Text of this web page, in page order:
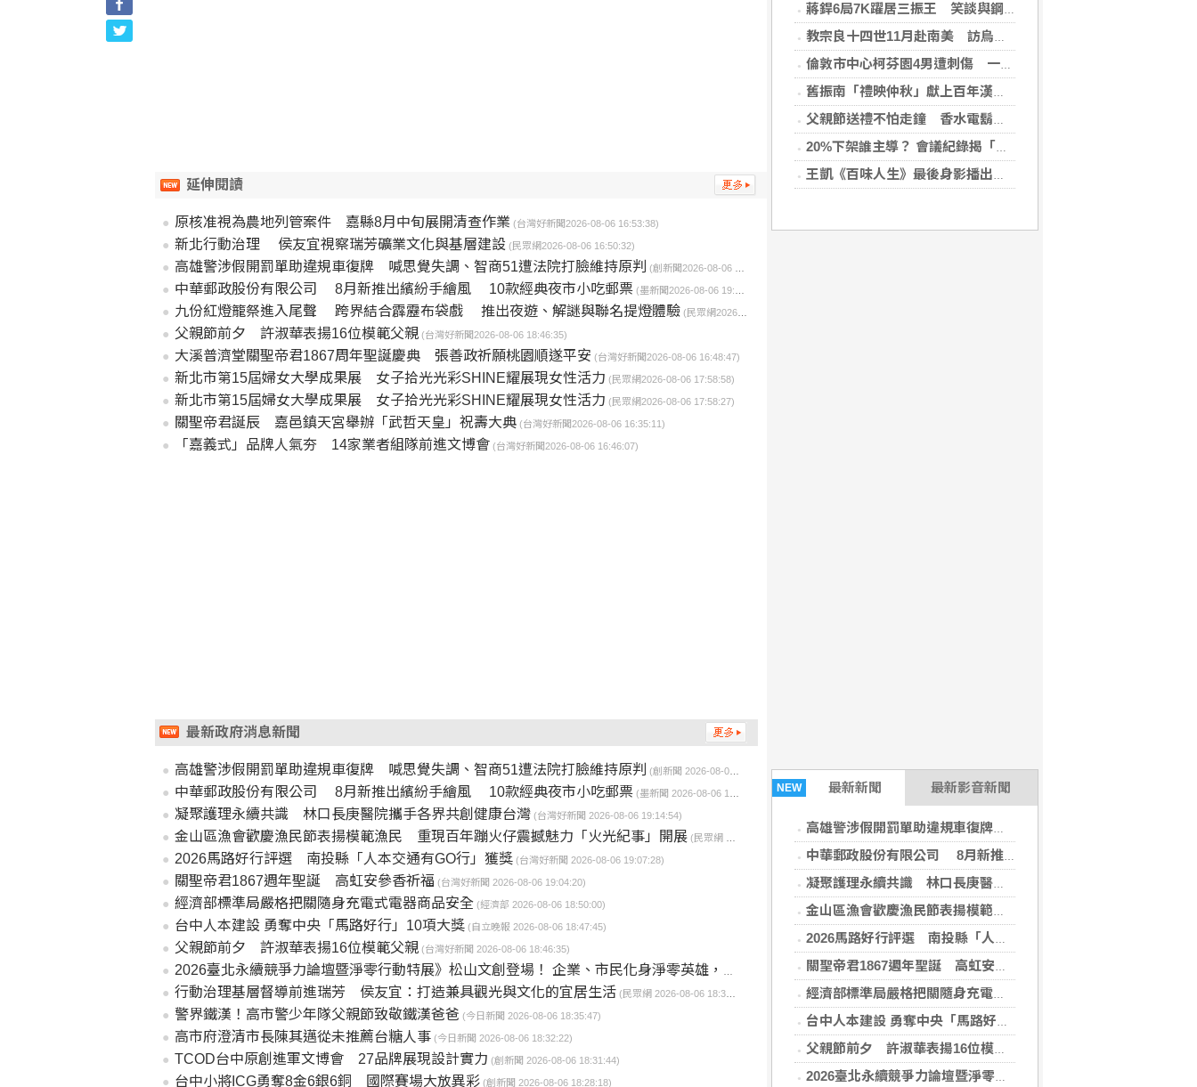
蔣銲6局7K躍居三振王 笑談與鋼龍良性競爭
教宗良十四世11月赴南美 訪烏拉圭、阿根廷和秘魯
倫敦市中心柯芬園4男遭刺傷 一女涉持械攻擊被捕
舊振南「禮映仲秋」獻上百年漢餅心意 百日紅豆入餡經典蛋黃酥、噶瑪蘭聯名月餅、獨特人氣款必嚐
父親節送禮不怕走鐘 香水電鬍刀千年不敗
20%下架誰主導？ 會議紀錄揭「食安辦」提全面下架會牽連下游
王凱《百味人生》最後身影播出！夏宇禾捧信哭喊愛意 劇迷全破防
NEW 最新新聞 最新影音新聞
高雄警涉假開罰單助違規車復牌 喊思覺失調、智商51遭法院打臉維持原判
中華郵政股份有限公司 8月新推出繽紛手繪風 10款經典夜市小吃郵票
凝聚護理永續共識 林口長庚醫院攜手各界共創健康台灣
金山區漁會歡慶漁民節表揚模範漁民 重現百年蹦火仔震撼魅力「火光紀事」開展
2026馬路好行評選 南投縣「人本交通有GO行」獲獎
關聖帝君1867週年聖誕 高虹安參香祈福
經濟部標準局嚴格把關隨身充電式電器商品安全
台中人本建設 勇奪中央「馬路好行」10項大獎
父親節前夕 許淑華表揚16位模範父親
2026臺北永續競爭力論壇暨淨零行動特展》松山文創登場！ 企業、市民化身淨零英雄，成就臺北永續未來
延伸閱讀
原核准視為農地列管案件 嘉縣8月中旬展開清查作業 (台灣好新聞2026-08-06 16:53:38)
新北行動治理 侯友宜視察瑞芳礦業文化與基層建設 (民眾網2026-08-06 16:50:32)
高雄警涉假開罰單助違規車復牌 喊思覺失調、智商51遭法院打臉維持原判 (創新聞2026-08-06 19:28:23)
中華郵政股份有限公司 8月新推出繽紛手繪風 10款經典夜市小吃郵票 (墨新聞2026-08-06 19:24:21)
九份紅燈籠祭進入尾聲 跨界結合霹靂布袋戲 推出夜遊、解謎與聯名提燈體驗 (民眾網2026-08-06 16:52:57)
父親節前夕 許淑華表揚16位模範父親 (台灣好新聞2026-08-06 18:46:35)
大溪普濟堂關聖帝君1867周年聖誕慶典 張善政祈願桃園順遂平安 (台灣好新聞2026-08-06 16:48:47)
新北市第15屆婦女大學成果展 女子拾光光彩SHINE耀展現女性活力 (民眾網2026-08-06 17:58:58)
新北市第15屆婦女大學成果展 女子拾光光彩SHINE耀展現女性活力 (民眾網2026-08-06 17:58:27)
關聖帝君誕辰 嘉邑鎮天宮舉辦「武哲天皇」祝壽大典 (台灣好新聞2026-08-06 16:35:11)
「嘉義式」品牌人氣夯 14家業者組隊前進文博會 (台灣好新聞2026-08-06 16:46:07)
最新政府消息新聞
高雄警涉假開罰單助違規車復牌 喊思覺失調、智商51遭法院打臉維持原判 (創新聞 2026-08-06 19:28:23)
中華郵政股份有限公司 8月新推出繽紛手繪風 10款經典夜市小吃郵票 (墨新聞 2026-08-06 19:24:21)
凝聚護理永續共識 林口長庚醫院攜手各界共創健康台灣 (台灣好新聞 2026-08-06 19:14:54)
金山區漁會歡慶漁民節表揚模範漁民 重現百年蹦火仔震撼魅力「火光紀事」開展 (民眾網 2026-08-06 19:09:28)
2026馬路好行評選 南投縣「人本交通有GO行」獲獎 (台灣好新聞 2026-08-06 19:07:28)
關聖帝君1867週年聖誕 高虹安參香祈福 (台灣好新聞 2026-08-06 19:04:20)
經濟部標準局嚴格把關隨身充電式電器商品安全 (經濟部 2026-08-06 18:50:00)
台中人本建設 勇奪中央「馬路好行」10項大獎 (自立晚報 2026-08-06 18:47:45)
父親節前夕 許淑華表揚16位模範父親 (台灣好新聞 2026-08-06 18:46:35)
2026臺北永續競爭力論壇暨淨零行動特展》松山文創登場！ 企業、市民化身淨零英雄，成就臺北永續未來 (墨新聞 2026-08-06 18:46:22)
行動治理基層督導前進瑞芳 侯友宜：打造兼具觀光與文化的宜居生活 (民眾網 2026-08-06 18:36:40)
警界鐵漢！高市警少年隊父親節致敬鐵漢爸爸 (今日新聞 2026-08-06 18:35:47)
高市府澄清市長陳其邁從未推薦台糖人事 (今日新聞 2026-08-06 18:32:22)
TCOD台中原創進軍文博會 27品牌展現設計實力 (創新聞 2026-08-06 18:31:44)
台中小將ICG勇奪8金6銀6銅 國際賽場大放異彩 (創新聞 2026-08-06 18:28:18)